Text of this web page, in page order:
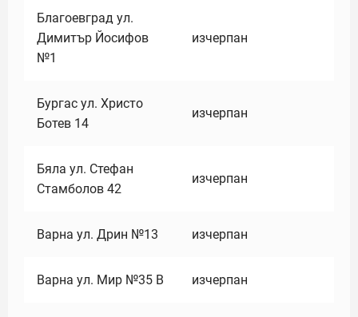
Благоевград ул.
Димитър Йосифов
№1
изчерпан
Бургас ул. Христо
Ботев 14
изчерпан
Бяла ул. Стефан
Стамболов 42
изчерпан
Варна ул. Дрин №13 изчерпан
Варна ул. Мир №35 В изчерпан